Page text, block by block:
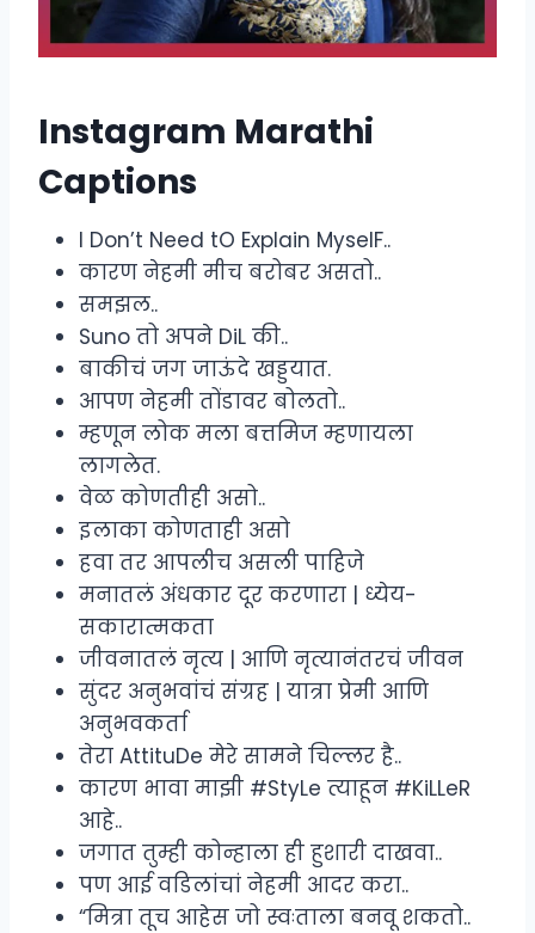
Instagram Marathi
Captions
I Don’t Need tO Explain MyselF..
कारण नेहमी मीच बरोबर असतो..
समझल..
Suno तो अपने DiL की..
बाकीचं जग जाऊंदे खड्डयात.
आपण नेहमी तोंडावर बोलतो..
म्हणून लोक मला बत्तमिज म्हणायला
लागलेत.
वेळ कोणतीही असो..
इलाका कोणताही असो
हवा तर आपलीच असली पाहिजे
मनातलं अंधकार दूर करणारा | ध्येय-
सकारात्मकता
जीवनातलं नृत्य | आणि नृत्यानंतरचं जीवन
सुंदर अनुभवांचं संग्रह | यात्रा प्रेमी आणि
अनुभवकर्ता
तेरा ‪AttituDe मेरे सामने चिल्लर है..
कारण भावा माझी #StyLe त्याहून #KiLLeR
आहे..
जगात तुम्ही कोन्हाला ही हुशारी दाखवा..
पण आई वडिलांचां नेहमी आदर करा..
“मित्रा तूच आहेस जो स्वःताला बनवू शकतो..